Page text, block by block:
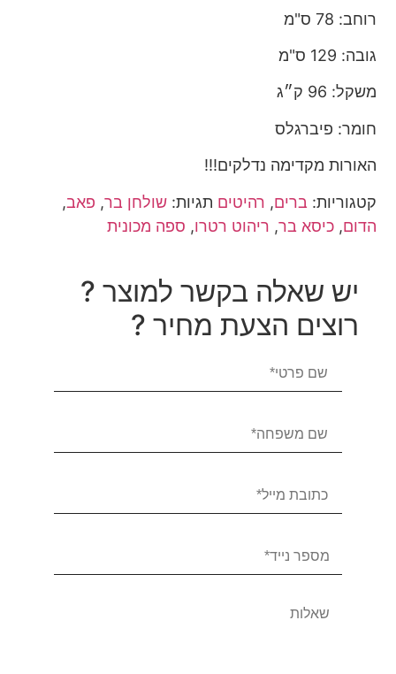
רוחב: 78 ס"מ
גובה: 129 ס"מ
משקל: 96 ק״ג
חומר: פיברגלס
האורות מקדימה נדלקים!!!
קטגוריות: ברים, רהיטים תגיות: שולחן בר, פאב,
הדום,כיסא בר, ריהוט רטרו, ספה מכונית
יש שאלה בקשר למוצר ?
רוצים הצעת מחיר ?